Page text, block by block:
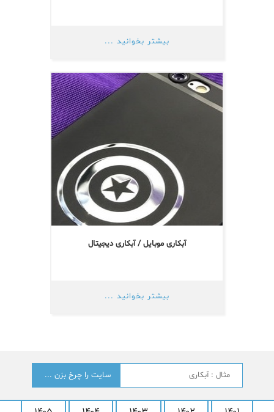
بیشتر بخوانید ...
آبکاری موبایل / آبکاری دیجیتال
بیشتر بخوانید ...
جستجو